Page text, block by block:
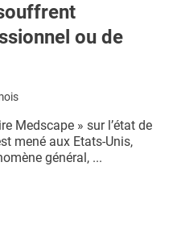
ou de
Medscape » sur l’état de
mené aux Etats-Unis,
général, ...